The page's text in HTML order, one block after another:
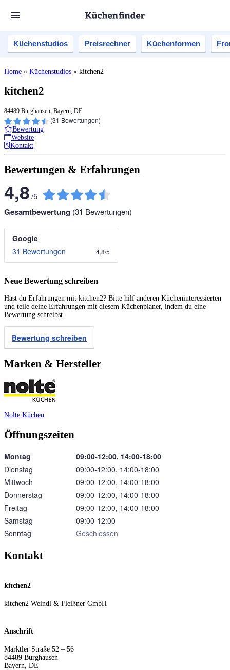
Küchenstudios Preisrechner Küchenformen
Home » Küchenstudios » kitchen2
kitchen2
84489 Burghausen, Bayern, DE
(31 Bewertungen)
Bewertung
Website
Kontakt
Bewertungen & Erfahrungen
4,8/5
Gesamtbewertung (31 Bewertungen)
Google
31 Bewertungen
4,8/5
Neue Bewertung schreiben
Hast du Erfahrungen mit kitchen2? Bitte hilf anderen Kücheninteressierten
und teile deine Erfahrungen mit diesem Küchenplaner, indem du eine
Bewertung schreibst.
Bewertung schreiben
Marken & Hersteller
Nolte Küchen
Öffnungszeiten
Montag
09:00‑12:00, 14:00‑18:00
Dienstag
09:00‑12:00, 14:00‑18:00
Mittwoch
09:00‑12:00, 14:00‑18:00
Donnerstag
09:00‑12:00, 14:00‑18:00
Freitag
09:00‑12:00, 14:00‑18:00
Samstag
09:00‑12:00
Sonntag
Geschlossen
Kontakt
kitchen2
kitchen2 Weindl & Fleißner GmbH
Anschrift
Marktler Straße 52 – 56
84489 Burghausen
Bayern DE